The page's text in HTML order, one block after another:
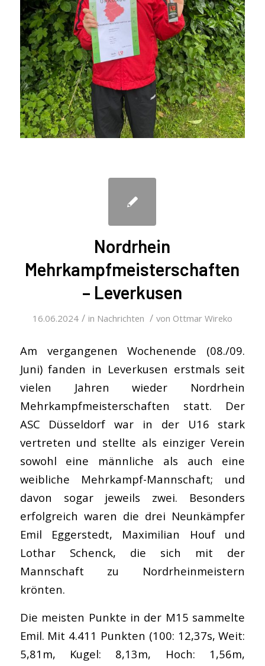
Nordrhein
Mehrkampfmeisterschaften
– Leverkusen
16.06.2024 / in Nachrichten / von Ottmar Wireko
Am vergangenen Wochenende (08./09.
Juni) fanden in Leverkusen erstmals seit
vielen Jahren wieder Nordrhein
Mehrkampfmeisterschaften statt. Der
ASC Düsseldorf war in der U16 stark
vertreten und stellte als einziger Verein
sowohl eine männliche als auch eine
weibliche Mehrkampf-Mannschaft; und
davon sogar jeweils zwei. Besonders
erfolgreich waren die drei Neunkämpfer
Emil Eggerstedt, Maximilian Houf und
Lothar Schenck, die sich mit der
Mannschaft zu Nordrheinmeistern
krönten.
Die meisten Punkte in der M15 sammelte
Emil. Mit 4.411 Punkten (100: 12,37s, Weit:
5,81m, Kugel: 8,13m, Hoch: 1,56m,